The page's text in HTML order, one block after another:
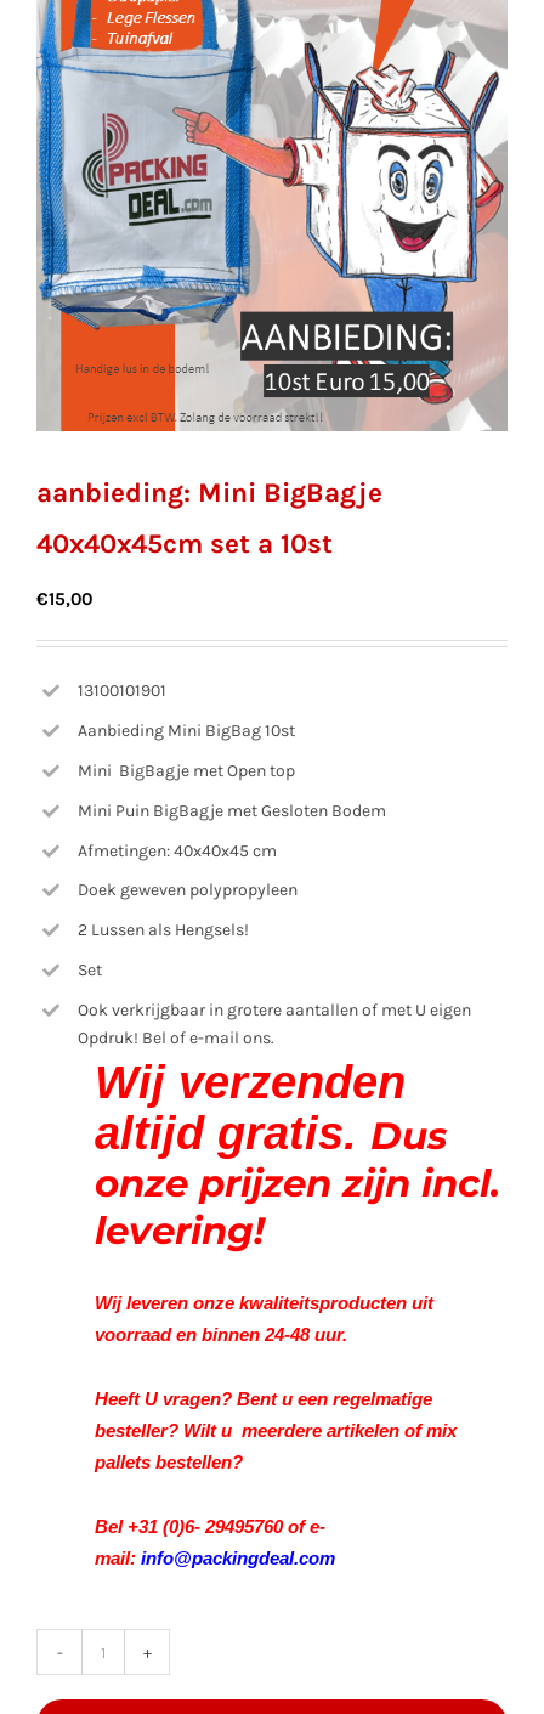
aanbieding: Mini BigBagje
40x40x45cm set a 10st
€15,00
13100101901
Aanbieding Mini BigBag 10st
Mini BigBagje met Open top
Mini Puin BigBagje met Gesloten Bodem
Afmetingen: 40x40x45 cm
Doek geweven polypropyleen
2 Lussen als Hengsels!
Set
Ook verkrijgbaar in grotere aantallen of met U eigen
Opdruk! Bel of e-mail ons.
Wij verzenden
altijd gratis. Dus
onze prijzen zijn incl.
levering!
Wij leveren onze kwaliteitsproducten uit
voorraad en binnen 24-48 uur.
Heeft U vragen? Bent u een regelmatige
besteller? Wilt u meerdere artikelen of mix
pallets bestellen?
Bel +31 (0)6- 29495760 of e-
mail: info@packingdeal.com
Mini